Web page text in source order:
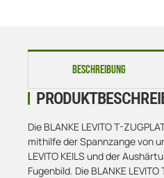
weitere Registerkarten
BESCHREIBUNG
Die BLANKE LEVITO T-
mithilfe der Spannzange von
LEVITO KEILS und der
Fugenbild. Die BLANKE